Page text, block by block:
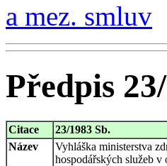
a mez. smluv
Předpis
Citace
23/1983 Sb.
Název
Vyhláška ministerstva
hospodářských služeb v